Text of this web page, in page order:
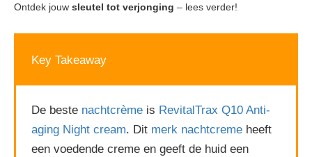
Ontdek jouw sleutel tot verjonging – lees verder!
Key Takeaway
De beste nachtcrème is RevitalTrax Q10 Anti-
aging Night cream. Dit merk nachtcreme heeft
een voedende creme en geeft de huid een